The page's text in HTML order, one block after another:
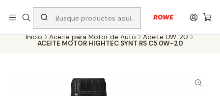
Despacho rápido a todo Chile
Inicio Aceite para Motor de Auto Aceite 0W-20
ACEITE MOTOR HIGHTEC SYNT RS C5 0W-20